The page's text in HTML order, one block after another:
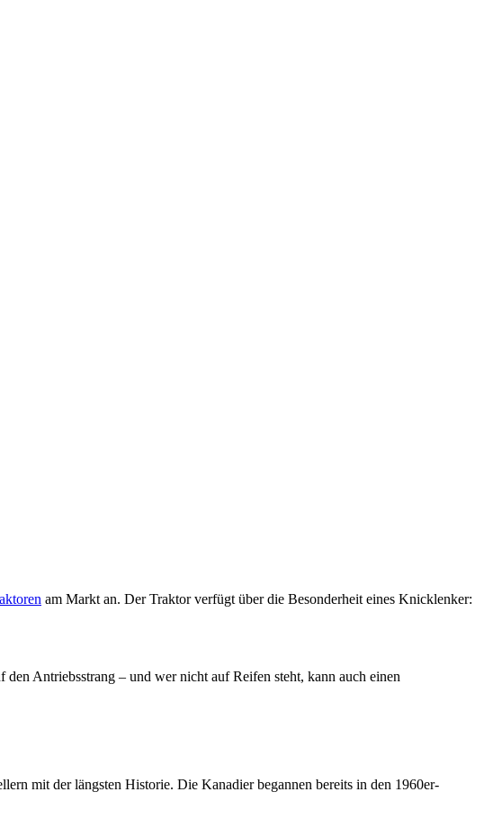
am Markt an. Der Traktor verfügt über die Besonderheit eines Knicklenker:
Antriebsstrang – und wer nicht auf Reifen steht, kann auch einen
mit der längsten Historie. Die Kanadier begannen bereits in den 1960er-